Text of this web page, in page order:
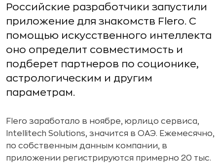
Российские разработчики запустили
приложение для знакомств Flero. С
помощью искусственного интеллекта
оно определит совместимость и
подберет партнеров по соционике,
астрологическим и другим
параметрам.
Flero заработало в ноябре, юрлицо сервиса,
Intellitech Solutions, значится в ОАЭ. Ежемесячно,
по собственным данным компании, в
приложении регистрируются примерно 20 тыс.